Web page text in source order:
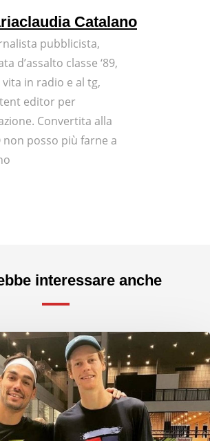
Catalano
pubblicista,
d’assalto classe ‘89,
vita in radio e al tg,
editor per
Convertita alla
non posso più farne a
interessare anche